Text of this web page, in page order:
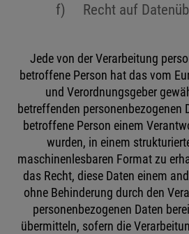
f) Recht auf
Jede von der Verarbeitung
betroffene Person hat das vom
und Verordnungsgeber
betreffenden personenbezogenen
betroffene Person einem
wurden, in einem
maschinenlesbaren Format zu
das Recht, diese Daten einem
ohne Behinderung durch den
personenbezogenen Daten
übermitteln, sofern die